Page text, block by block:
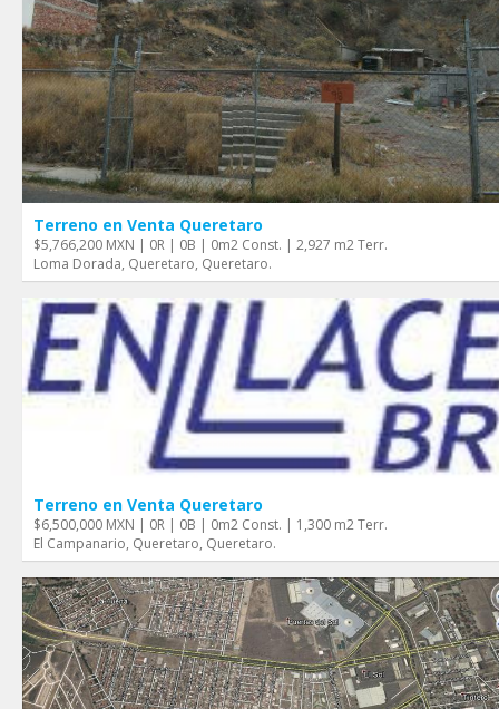
Terreno en Venta Queretaro
$5,766,200 MXN | 0R | 0B | 0m2 Const. | 2,927 m2 Terr.
Loma Dorada, Queretaro, Queretaro.
Terreno en Venta Queretaro
$6,500,000 MXN | 0R | 0B | 0m2 Const. | 1,300 m2 Terr.
El Campanario, Queretaro, Queretaro.